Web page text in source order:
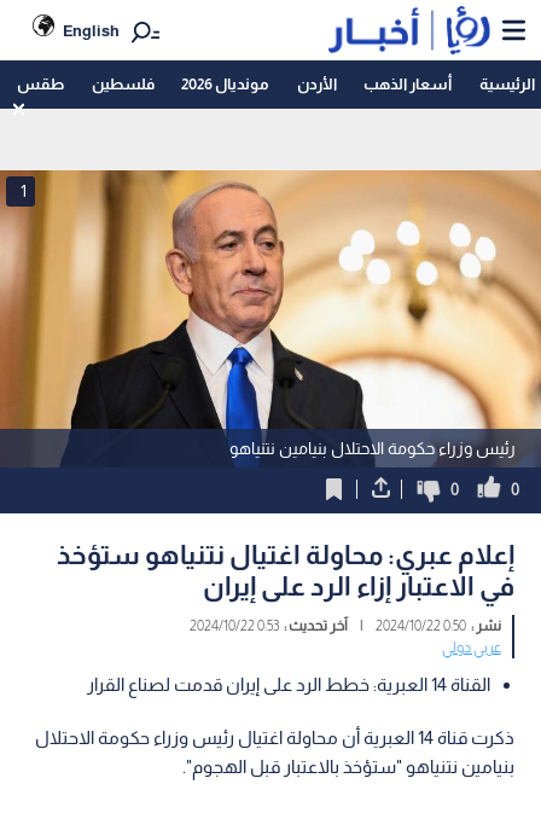
English
الرئيسية أسعار الذهب الأردن مونديال 2026 فلسطين طقس
رئيس وزراء حكومة الاحتلال بنيامين نتنياهو
1
0
0
إعلام عبري: محاولة اغتيال نتنياهو ستؤخذ
في الاعتبار إزاء الرد على إيران
نشر :0:50 2024/10/22
| آخر تحديث :0:53 2024/10/22
عربي دولي
القناة 14 العبرية: خطط الرد على إيران قدمت لصناع القرار
ذكرت قناة 14 العبرية أن محاولة اغتيال رئيس وزراء حكومة الاحتلال
بنيامين نتنياهو "ستؤخذ بالاعتبار قبل الهجوم".